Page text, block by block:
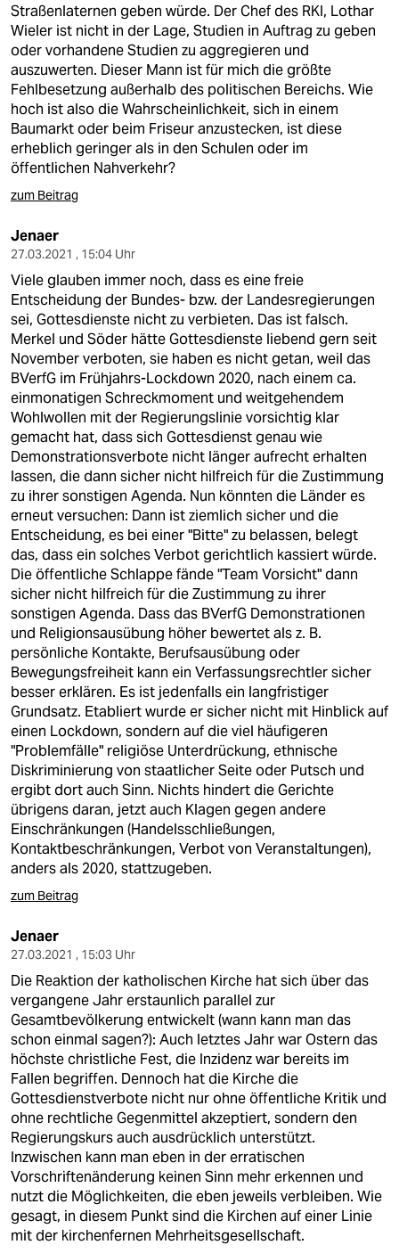
Straßenlaternen geben würde. Der Chef des RKI, Lothar
Wieler ist nicht in der Lage, Studien in Auftrag zu geben
oder vorhandene Studien zu aggregieren und
auszuwerten. Dieser Mann ist für mich die größte
Fehlbesetzung außerhalb des politischen Bereichs. Wie
hoch ist also die Wahrscheinlichkeit, sich in einem
Baumarkt oder beim Friseur anzustecken, ist diese
erheblich geringer als in den Schulen oder im
öffentlichen Nahverkehr?
zum Beitrag
Jenaer
27.03.2021 , 15:04 Uhr
Viele glauben immer noch, dass es eine freie
Entscheidung der Bundes- bzw. der Landesregierungen
sei, Gottesdienste nicht zu verbieten. Das ist falsch.
Merkel und Söder hätte Gottesdienste liebend gern seit
November verboten, sie haben es nicht getan, weil das
BVerfG im Frühjahrs-Lockdown 2020, nach einem ca.
einmonatigen Schreckmoment und weitgehendem
Wohlwollen mit der Regierungslinie vorsichtig klar
gemacht hat, dass sich Gottesdienst genau wie
Demonstrationsverbote nicht länger aufrecht erhalten
lassen, die dann sicher nicht hilfreich für die Zustimmung
zu ihrer sonstigen Agenda. Nun könnten die Länder es
erneut versuchen: Dann ist ziemlich sicher und die
Entscheidung, es bei einer "Bitte" zu belassen, belegt
das, dass ein solches Verbot gerichtlich kassiert würde.
Die öffentliche Schlappe fände "Team Vorsicht" dann
sicher nicht hilfreich für die Zustimmung zu ihrer
sonstigen Agenda. Dass das BVerfG Demonstrationen
und Religionsausübung höher bewertet als z. B.
persönliche Kontakte, Berufsausübung oder
Bewegungsfreiheit kann ein Verfassungsrechtler sicher
besser erklären. Es ist jedenfalls ein langfristiger
Grundsatz. Etabliert wurde er sicher nicht mit Hinblick auf
einen Lockdown, sondern auf die viel häufigeren
"Problemfälle" religiöse Unterdrückung, ethnische
Diskriminierung von staatlicher Seite oder Putsch und
ergibt dort auch Sinn. Nichts hindert die Gerichte
übrigens daran, jetzt auch Klagen gegen andere
Einschränkungen (Handelsschließungen,
Kontaktbeschränkungen, Verbot von Veranstaltungen),
anders als 2020, stattzugeben.
zum Beitrag
Jenaer
27.03.2021 , 15:03 Uhr
Die Reaktion der katholischen Kirche hat sich über das
vergangene Jahr erstaunlich parallel zur
Gesamtbevölkerung entwickelt (wann kann man das
schon einmal sagen?): Auch letztes Jahr war Ostern das
höchste christliche Fest, die Inzidenz war bereits im
Fallen begriffen. Dennoch hat die Kirche die
Gottesdienstverbote nicht nur ohne öffentliche Kritik und
ohne rechtliche Gegenmittel akzeptiert, sondern den
Regierungskurs auch ausdrücklich unterstützt.
Inzwischen kann man eben in der erratischen
Vorschriftenänderung keinen Sinn mehr erkennen und
nutzt die Möglichkeiten, die eben jeweils verbleiben. Wie
gesagt, in diesem Punkt sind die Kirchen auf einer Linie
mit der kirchenfernen Mehrheitsgesellschaft.